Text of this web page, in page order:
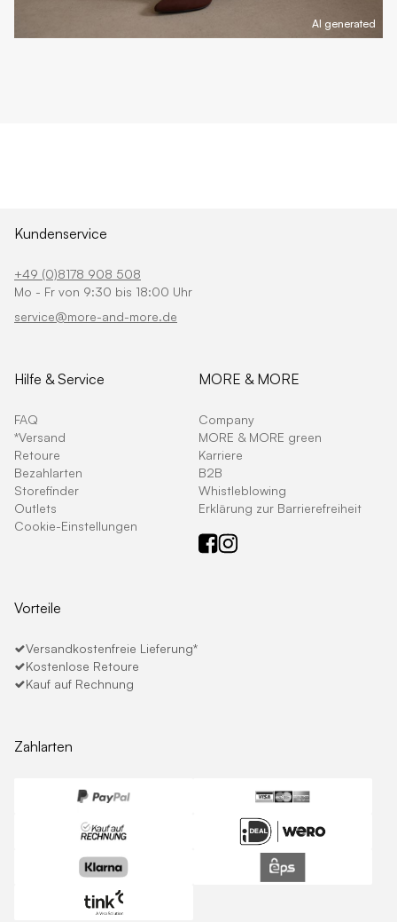
AI generated
Kundenservice
+49 (0)8178 908 508
Mo - Fr von 9:30 bis 18:00 Uhr
service@more-and-more.de
Hilfe & Service
FAQ
*Versand
Retoure
Bezahlarten
Storefinder
Outlets
Cookie-Einstellungen
MORE & MORE
Company
MORE & MORE green
Karriere
B2B
Whistleblowing
Erklärung zur Barrierefreiheit
Vorteile
Versandkostenfreie Lieferung*
Kostenlose Retoure
Kauf auf Rechnung
Zahlarten